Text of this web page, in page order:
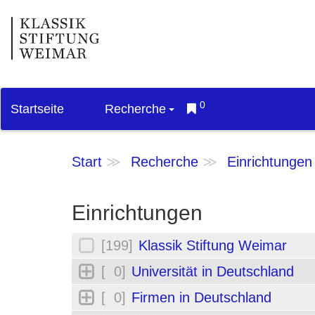
Startseite Recherche 0
Start Recherche Einrichtungen
Einrichtungen
[199] Klassik Stiftung Weimar
[ 0] Universität in Deutschland
[ 0] Firmen in Deutschland